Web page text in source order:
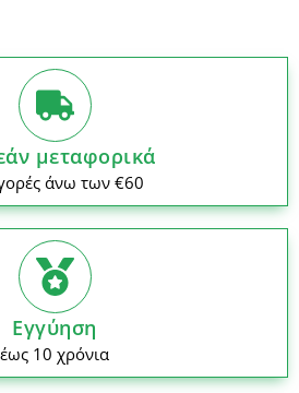
μεταφορικά
άνω των €60
Εγγύηση
έως 10 χρόνια